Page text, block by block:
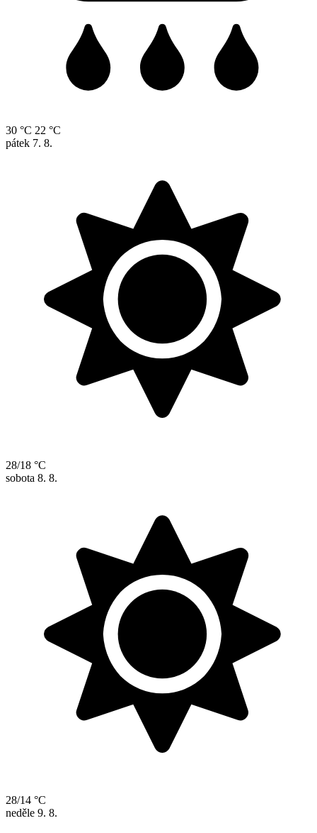
30 °C 22 °C
pátek 7. 8.
28/18 °C
sobota 8. 8.
28/14 °C
neděle 9. 8.